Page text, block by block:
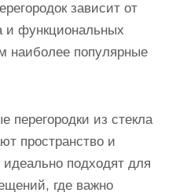
зависит от
и функциональных
наиболее популярные
перегородки из стекла
пространство и
подходят для
где важно